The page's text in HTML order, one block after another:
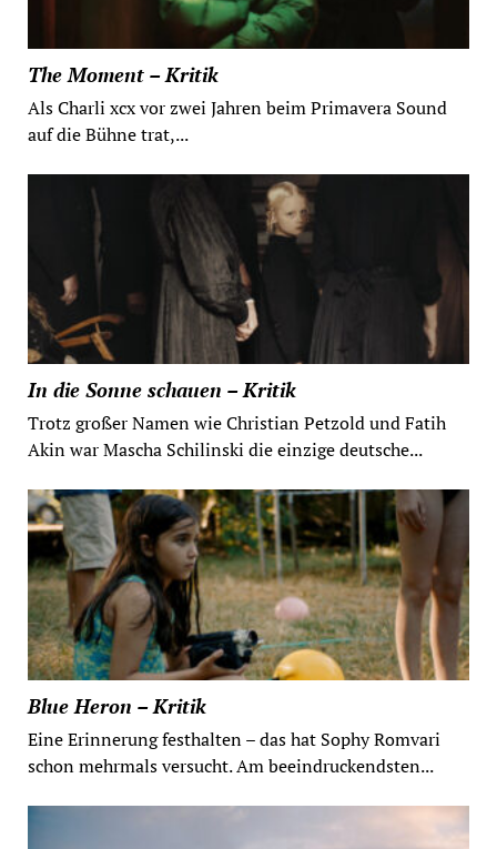
The Moment – Kritik
Als Charli xcx vor zwei Jahren beim Primavera Sound
auf die Bühne trat,...
In die Sonne schauen – Kritik
Trotz großer Namen wie Christian Petzold und Fatih
Akin war Mascha Schilinski die einzige deutsche...
Blue Heron – Kritik
Eine Erinnerung festhalten – das hat Sophy Romvari
schon mehrmals versucht. Am beeindruckendsten...